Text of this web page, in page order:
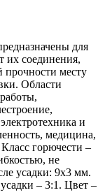
для
их соединения,
прочности месту
Области
и
медицина,
горючести –
не
усадки: 9х3 мм.
– 3:1. Цвет –